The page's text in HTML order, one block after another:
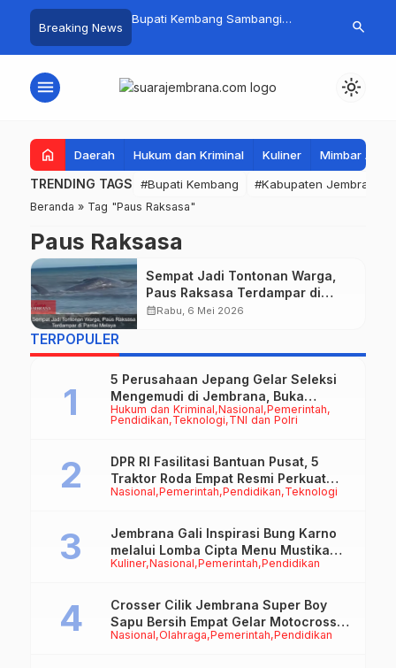
Breaking News
PKK Provinsi Bali di
Omzet Ratusan
Bupati Kembang Sambangi
Bantuan Disalurkan untuk
Tim
Perairan
search
menu light_mode
home Daerah Hukum dan Kriminal Kuliner Mimbar
TRENDING TAGS #Bupati Kembang #Kabupaten Jembrana
Beranda » Tag "Paus Raksasa"
Paus Raksasa
Sempat Jadi Tontonan Warga,
Paus Raksasa Terdampar di
Pantai Melaya
calendar_monthRabu, 6 Mei 2026
TERPOPULER
Hukum dan Kriminal Nasional Pemerintah
Pendidikan Teknologi TNI dan Polri
5 Perusahaan Jepang Gelar Seleksi
Mengemudi di Jembrana, Buka
Peluang Kerja bagi Calon PMI
Nasional Pemerintah Pendidikan Teknologi
DPR RI Fasilitasi Bantuan Pusat, 5
Traktor Roda Empat Resmi Perkuat
Mekanisasi Pertanian Jembrana
Kuliner Nasional Pemerintah Pendidikan
Jembrana Gali Inspirasi Bung Karno
melalui Lomba Cipta Menu Mustika
Rasa
Nasional Olahraga Pemerintah Pendidikan
Crosser Cilik Jembrana Super Boy
Sapu Bersih Empat Gelar Motocross
50cc